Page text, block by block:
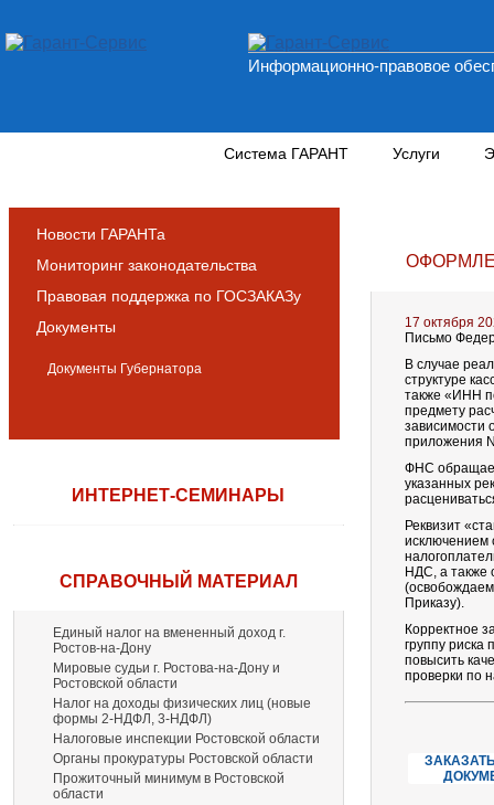
Информационно-правовое
Система ГАРАНТ Услуги
Новости ГАРАНТа
Мониторинг законодательства
Правовая поддержка по ГОСЗАКАЗу
Документы
Документы Губернатора
ИНТЕРНЕТ-СЕМИНАРЫ
СПРАВОЧНЫЙ МАТЕРИАЛ
Единый налог на вмененный доход г.
Ростов-на-Дону
Мировые судьи г. Ростова-на-Дону и
Ростовской области
Налог на доходы физических лиц (новые
формы 2-НДФЛ, 3-НДФЛ)
Налоговые инспекции Ростовской области
Органы прокуратуры Ростовской области
Прожиточный минимум в Ростовской
области
17 октября
Письмо
В случае
структуре
также «ИНН
предмету
зависимости
приложения
ФНС обращает
указанных
Реквизит
исключением
НДС, а также
Приказу).
Корректное
группу
повысить
проверки по